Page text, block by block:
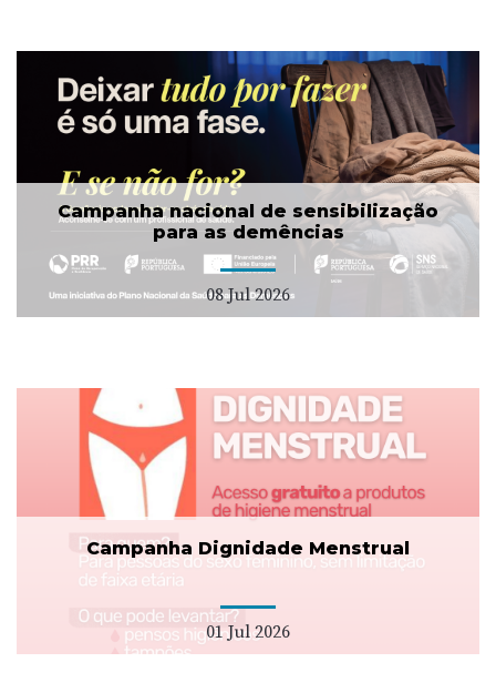
Campanha nacional de sensibilização
para as demências
08 Jul 2026
Campanha Dignidade Menstrual
01 Jul 2026